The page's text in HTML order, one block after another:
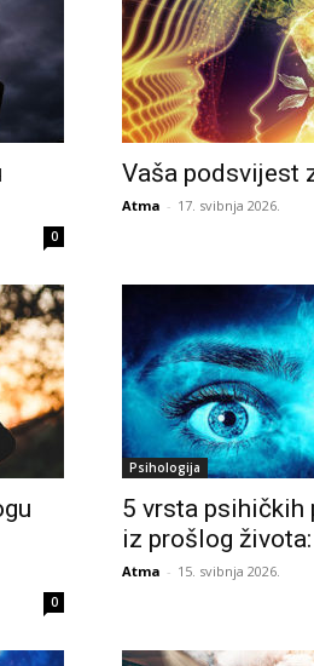
0
Vaša podsvijest
Atma - 17. svibnja 2026.
0
Psihologija
5 vrsta psihičkih
iz prošlog života:
Atma - 15. svibnja 2026.